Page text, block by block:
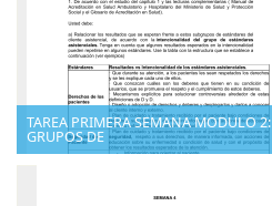
TAREA PRIMERA SEMANA MODULO 2:
GRUPOS DE